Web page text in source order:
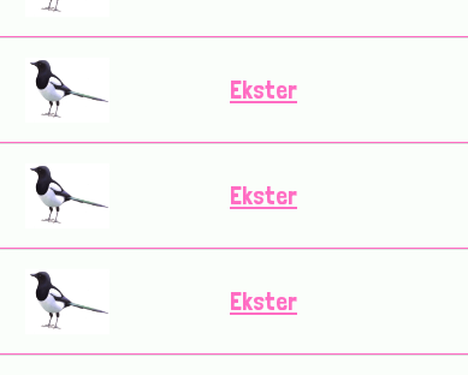
Ekster
Ekster
Ekster